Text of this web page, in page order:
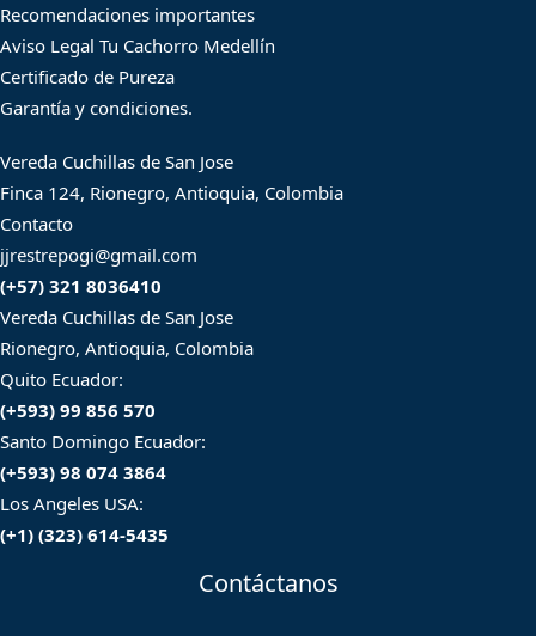
Recomendaciones importantes
Aviso Legal Tu Cachorro Medellín
Certificado de Pureza
Garantía y condiciones.
Vereda Cuchillas de San Jose
Finca 124, Rionegro, Antioquia, Colombia
Contacto
jjrestrepogi@gmail.com
(+57) 321 8036410
Vereda Cuchillas de San Jose
Rionegro, Antioquia, Colombia
Quito Ecuador:
(+593) 99 856 570
Santo Domingo Ecuador:
(+593) 98 074 3864
Los Angeles USA:
(+1) (323) 614-5435
Contáctanos